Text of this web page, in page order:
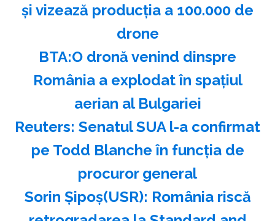
şi vizează producţia a 100.000 de
drone
BTA:O dronă venind dinspre
România a explodat în spaţiul
aerian al Bulgariei
Reuters: Senatul SUA l-a confirmat
pe Todd Blanche în funcţia de
procuror general
Sorin Şipoş(USR): România riscă